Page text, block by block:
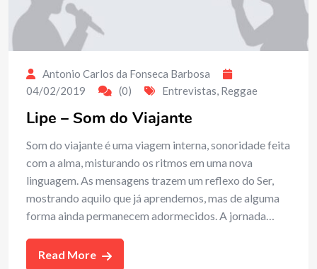
Antonio Carlos da Fonseca Barbosa
04/02/2019
(0) Entrevistas, Reggae
Lipe – Som do Viajante
Som do viajante é uma viagem interna, sonoridade feita
com a alma, misturando os ritmos em uma nova
linguagem. As mensagens trazem um reflexo do Ser,
mostrando aquilo que já aprendemos, mas de alguma
forma ainda permanecem adormecidos. A jornada…
Read More